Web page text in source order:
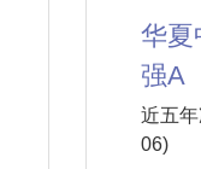
华夏
强A
近五
06)